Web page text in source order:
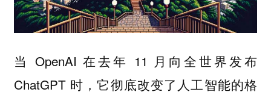
当 OpenAI 在去年 11 月向全世界发布
ChatGPT 时，它彻底改变了人工智能的格